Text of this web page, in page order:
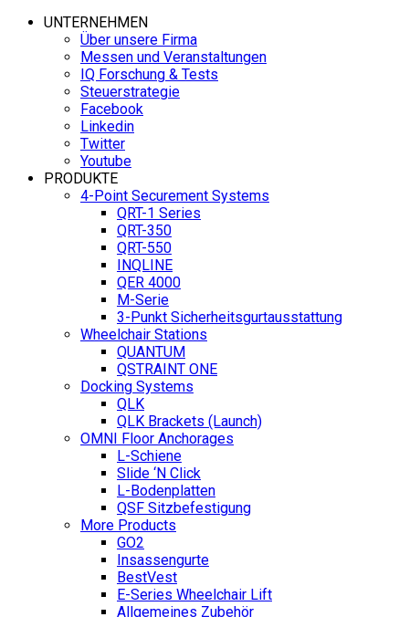
UNTERNEHMEN
Über unsere Firma
Messen und Veranstaltungen
IQ Forschung & Tests
Steuerstrategie
Facebook
Linkedin
Twitter
Youtube
PRODUKTE
4-Point Securement Systems
QRT-1 Series
QRT-350
QRT-550
INQLINE
QER 4000
M-Serie
3-Punkt Sicherheitsgurtausstattung
Wheelchair Stations
QUANTUM
QSTRAINT ONE
Docking Systems
QLK
QLK Brackets (Launch)
OMNI Floor Anchorages
L-Schiene
Slide ‘N Click
L-Bodenplatten
QSF Sitzbefestigung
More Products
GO2
Insassengurte
BestVest
E-Series Wheelchair Lift
Allgemeines Zubehör